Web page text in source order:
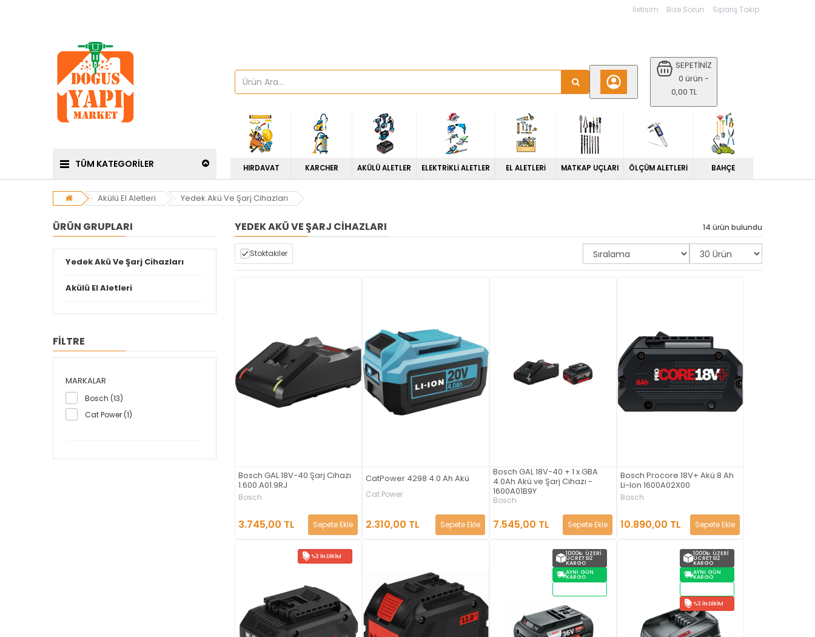
İletisim Bize Sorun Sipariş Takip
SEPETİNİZ
0 ürün -
0,00 TL
TÜM KATEGORİLER BAHÇE
ÖLÇÜM ALETLERİ
MATKAP UÇLARI
EL ALETLERİ
ELEKTRİKLİ ALETLER
AKÜLÜ ALETLER
KARCHER
HIRDAVAT
Akülü El Aletleri Yedek Akü Ve Şarj Cihazları
ÜRÜN GRUPLARI
Yedek Akü Ve Şarj Cihazları
Akülü El Aletleri
FİLTRE
MARKALAR
Bosch (13)
Cat Power (1)
YEDEK AKÜ VE ŞARJ CIHAZLARI 14 ürün bulundu
Stoktakiler
Bosch GAL 18V-40 Şarj Cihazı
1.600.A01.9RJ
Bosch
3.745,00 TL Sepete Ekle
CatPower 4298 4.0 Ah Akü
Cat Power
2.310,00 TL Sepete Ekle
Bosch GAL 18V-40 + 1 x GBA
4.0Ah Akü ve Şarj Cihazı -
1600A01B9Y
Bosch
7.545,00 TL Sepete Ekle
Bosch Procore 18V+ Akü 8 Ah
Li-Ion 1600A02X00
Bosch
10.890,00 TL Sepete Ekle
%3 İNDIRIM 1000₺ ÜZERI
ÜCRETSIZ
KARGO
AYNI GÜN
KARGO
1000₺ ÜZERI
ÜCRETSIZ
KARGO
AYNI GÜN
KARGO
%3 İNDIRIM